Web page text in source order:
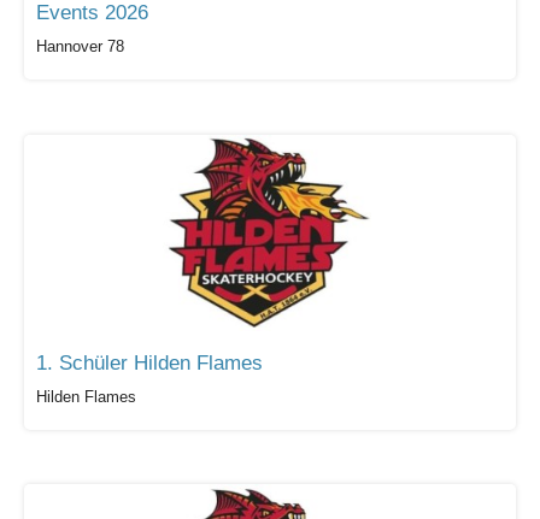
Events 2026
Hannover 78
1. Schüler Hilden Flames
Hilden Flames